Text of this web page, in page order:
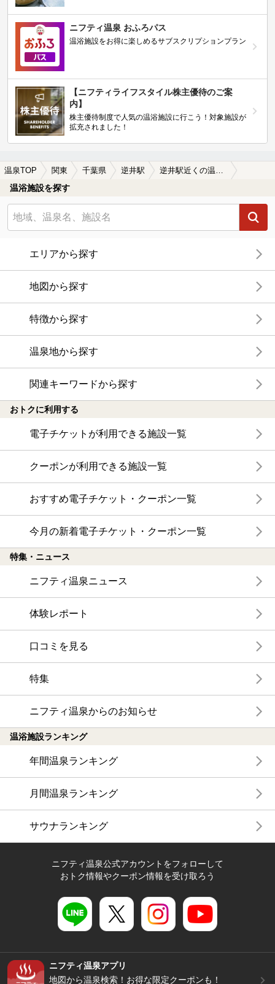
ニフティ温泉 おふろパス
温浴施設をお得に楽しめるサブスクリプションプラン
【ニフティライフスタイル株主優待のご案
内】
株主優待制度で人気の温浴施設に行こう！対象施設が
拡充されました！
温泉TOP 関東 千葉県 逆井駅 逆井駅近くの温泉宿・温泉旅館・ホテルおすすめ(2026年版)
温浴施設を探す
エリアから探す
地図から探す
特徴から探す
温泉地から探す
関連キーワードから探す
おトクに利用する
電子チケットが利用できる施設一覧
クーポンが利用できる施設一覧
おすすめ電子チケット・クーポン一覧
今月の新着電子チケット・クーポン一覧
特集・ニュース
ニフティ温泉ニュース
体験レポート
口コミを見る
特集
ニフティ温泉からのお知らせ
温浴施設ランキング
年間温泉ランキング
月間温泉ランキング
サウナランキング
ニフティ温泉公式アカウントをフォローして
おトク情報やクーポン情報を受け取ろう
ニフティ温泉アプリ
地図から温泉検索！お得な限定クーポンも！